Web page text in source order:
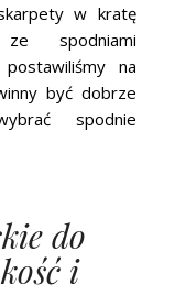
w kratę
spodniami
postawiliśmy na
być dobrze
spodnie
do
i